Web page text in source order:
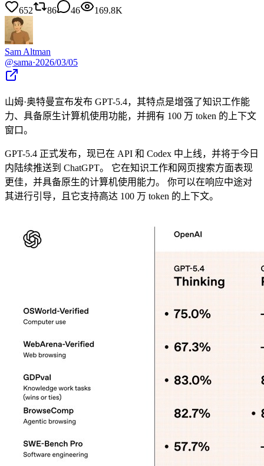
652
86 46 169.8K
Sam Altman
@sama·2026/03/05
山姆·奥特曼宣布发布 GPT-5.4，其特点是增强了知识工作能
力、具备原生计算机使用功能，并拥有 100 万 token 的上下文
窗口。
GPT-5.4 正式发布，现已在 API 和 Codex 中上线，并将于今日
内陆续推送到 ChatGPT。 它在知识工作和网页搜索方面表现
更佳，并具备原生的计算机使用能力。 你可以在响应中途对
其进行引导，且它支持高达 100 万 token 的上下文。